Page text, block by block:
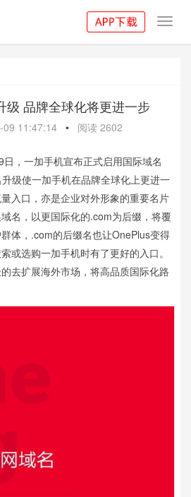
级 品牌全球化将更进一步
09 11:47:14 • 阅读 2602
日，一加手机宣布正式启用国际域名
级使一加手机在品牌全球化上更进一
入口，亦是企业对外形象的重要名片
名，以更国际化的.com为后缀，将覆
体，.com的后缀名也让OnePlus变得
或选购一加手机时有了更好的入口。
去扩展海外市场，将高品质国际化路